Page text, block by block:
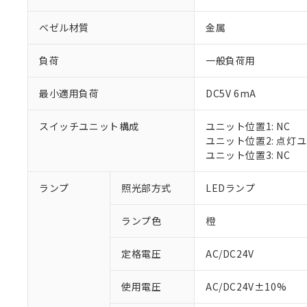
ベゼル材質 金属
負荷 一般負荷用
最小適用負荷 DC5V 6mA
スイッチユニット構成
ユニット位置1: NC
ユニット位置2: 点灯
ユニット位置3: NC
ランプ 照光部方式 LEDランプ
ランプ色 橙
定格電圧 AC/DC24V
使用電圧 AC/DC24V±10%
ご利用条件
※1 対応状況
調査・確認中：
非該当品：ライセ
仕入先様の事情に
があります。
※1 中国